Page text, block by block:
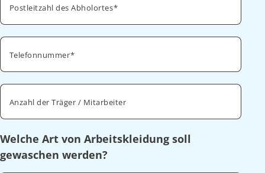
Postleitzahl des Abholortes
Telefonnummer
Anzahl der Träger / Mitarbeiter
Welche Art von Arbeitskleidung soll
gewaschen werden?